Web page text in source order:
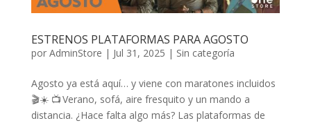
ESTRENOS PLATAFORMAS PARA AGOSTO
por AdminStore | Jul 31, 2025 | Sin categoría
Agosto ya está aquí… y viene con maratones incluidos
🎬☀️ 📺 Verano, sofá, aire fresquito y un mando a
distancia. ¿Hace falta algo más? Las plataformas de